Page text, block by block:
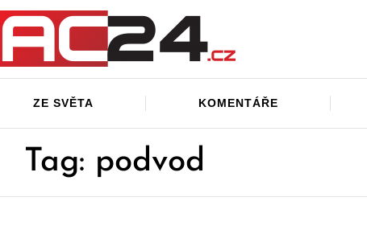
ZE SVĚTA KOMENTÁŘE
Tag: podvod